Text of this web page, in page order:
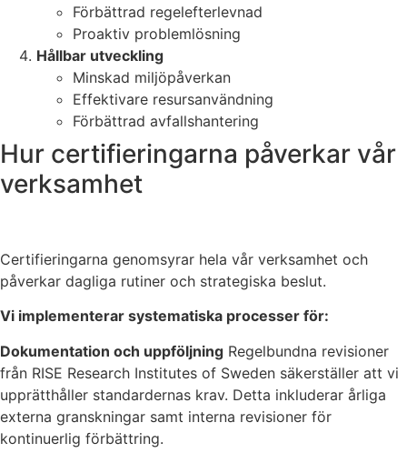
Förbättrad regelefterlevnad
Proaktiv problemlösning
Hållbar utveckling
Minskad miljöpåverkan
Effektivare resursanvändning
Förbättrad avfallshantering
Hur certifieringarna påverkar vår
verksamhet
Certifieringarna genomsyrar hela vår verksamhet och
påverkar dagliga rutiner och strategiska beslut.
Vi implementerar systematiska processer för:
Dokumentation och uppföljning Regelbundna revisioner
från RISE Research Institutes of Sweden säkerställer att vi
upprätthåller standardernas krav. Detta inkluderar årliga
externa granskningar samt interna revisioner för
kontinuerlig förbättring.